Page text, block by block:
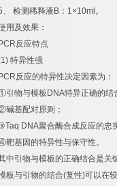
、 检测稀释液 B ： 1×10ml 。
用及效果：
PCR反应特点
特异性强
PCR反应的特异性决定因素为：
引物与模板 DNA特异正确的结
碱基配对原则；
Taq DNA聚合酶合成反应的忠
靶基因的特异性与保守性。
中引物与模板的正确结合是关
板与引物的结合(复性)可以在